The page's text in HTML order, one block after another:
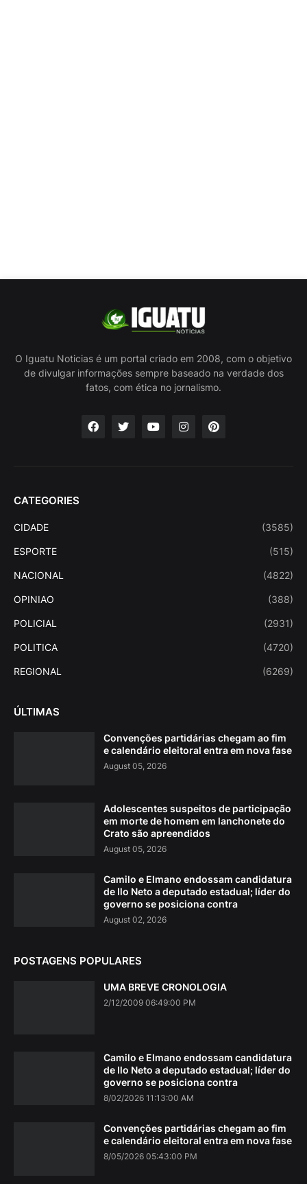
O Iguatu Noticias é um portal criado em 2008, com o objetivo
de divulgar informações sempre baseado na verdade dos
fatos, com ética no jornalismo.
CATEGORIES
CIDADE (3585)
ESPORTE (515)
NACIONAL (4822)
OPINIAO (388)
POLICIAL (2931)
POLITICA (4720)
REGIONAL (6269)
ÚLTIMAS
Convenções partidárias chegam ao fim
e calendário eleitoral entra em nova fase
August 05, 2026
Adolescentes suspeitos de participação
em morte de homem em lanchonete do
Crato são apreendidos
August 05, 2026
Camilo e Elmano endossam candidatura
de Ilo Neto a deputado estadual; líder do
governo se posiciona contra
August 02, 2026
POSTAGENS POPULARES
UMA BREVE CRONOLOGIA
2/12/2009 06:49:00 PM
Camilo e Elmano endossam candidatura
de Ilo Neto a deputado estadual; líder do
governo se posiciona contra
8/02/2026 11:13:00 AM
Convenções partidárias chegam ao fim
e calendário eleitoral entra em nova fase
8/05/2026 05:43:00 PM